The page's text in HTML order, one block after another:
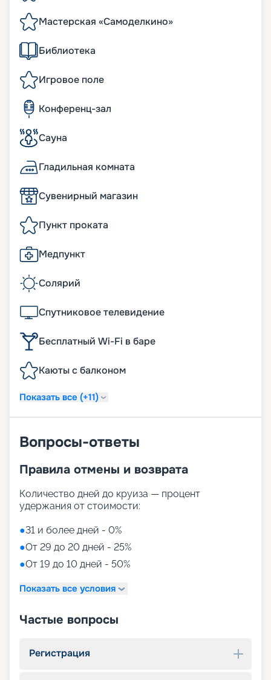
Мастерская «Самоделкино»
Библиотека
Игровое поле
Конференц-зал
Сауна
Гладильная комната
Сувенирный магазин
Пункт проката
Медпункт
Солярий
Спутниковое телевидение
Бесплатный Wi-Fi в баре
Каюты с балконом
Показать все (+11)
Вопросы-ответы
Правила отмены и возврата
Количество дней до круиза — процент
удержания от стоимости:
●31 и более дней - 0%
●От 29 до 20 дней - 25%
●От 19 до 10 дней - 50%
Показать все условия
Частые вопросы
Регистрация